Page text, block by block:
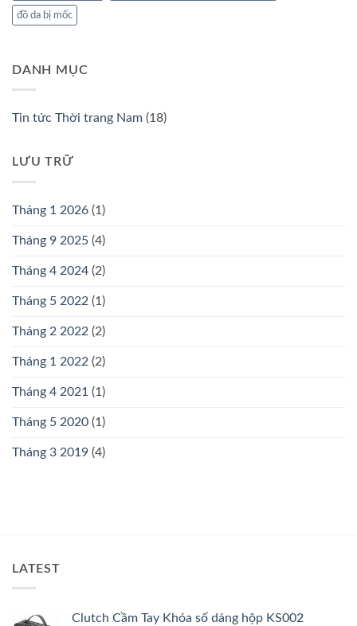
đồ da bị mốc
DANH MỤC
Tin tức Thời trang Nam (18)
LƯU TRỮ
Tháng 1 2026 (1)
Tháng 9 2025 (4)
Tháng 4 2024 (2)
Tháng 5 2022 (1)
Tháng 2 2022 (2)
Tháng 1 2022 (2)
Tháng 4 2021 (1)
Tháng 5 2020 (1)
Tháng 3 2019 (4)
LATEST
Clutch Cầm Tay Khóa số dáng hộp KS002